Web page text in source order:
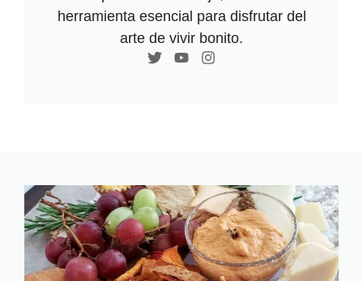
herramienta esencial para disfrutar del
arte de vivir bonito.